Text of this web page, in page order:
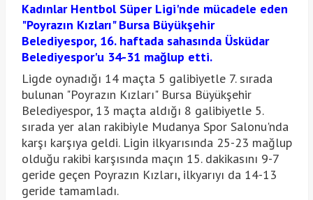
Kadınlar Hentbol Süper Ligi'nde mücadele eden
"Poyrazın Kızları" Bursa Büyükşehir
Belediyespor, 16. haftada sahasında Üsküdar
Belediyespor'u 34-31 mağlup etti.
Ligde oynadığı 14 maçta 5 galibiyetle 7. sırada
bulunan "Poyrazın Kızları" Bursa Büyükşehir
Belediyespor, 13 maçta aldığı 8 galibiyetle 5.
sırada yer alan rakibiyle Mudanya Spor Salonu'nda
karşı karşıya geldi. Ligin ilkyarısında 25-23 mağlup
olduğu rakibi karşısında maçın 15. dakikasını 9-7
geride geçen Poyrazın Kızları, ilkyarıyı da 14-13
geride tamamladı.